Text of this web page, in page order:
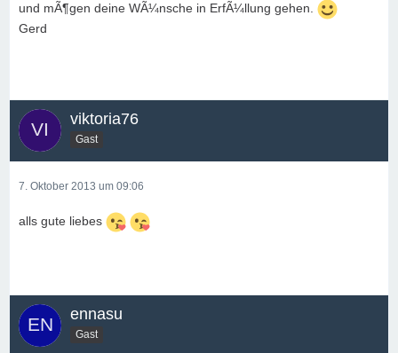
und mÃ¶gen deine WÃ¼nsche in ErfÃ¼llung gehen.
Gerd
viktoria76
Gast
7. Oktober 2013 um 09:06
alls gute liebes
ennasu
Gast